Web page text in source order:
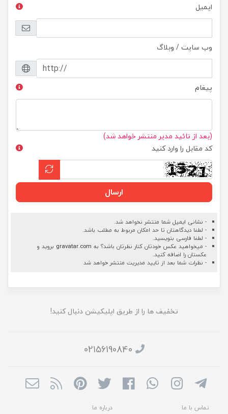
ایمیل
وب سایت / وبلاگ
پیغام
(بعد از تائید مدیر منتشر خواهد شد)
کد مقابل را وارد کنید
ارسال
- نشانی ایمیل شما منتشر نخواهد شد.
- لطفا دیدگاهتان تا حد امکان مربوط به مطلب باشد.
- لطفا فارسی بنویسید.
- میخواهید عکس خودتان کنار نظرتان باشد؟ به gravatar.com بروید و
عکستان را اضافه کنید.
- نظرات شما بعد از تایید مدیریت منتشر خواهد شد
تخفیف ها را از طریق اپلیکیشن دنبال کنید!
02156190840
تماس با ما درباره ما